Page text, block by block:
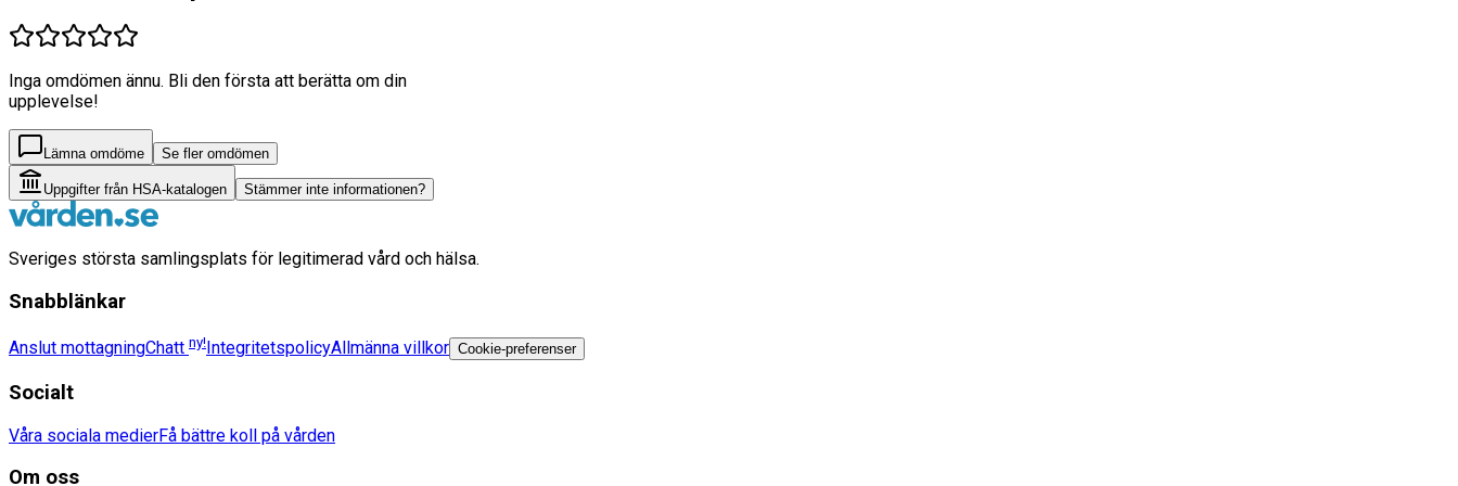
Inga omdömen ännu. Bli den första att berätta om din
upplevelse!
Lämna omdöme Se fler omdömen
Uppgifter från HSA-katalogen Stämmer inte informationen?
Sveriges största samlingsplats för legitimerad vård och hälsa.
Snabblänkar
Anslut mottagningChatt ny! IntegritetspolicyAllmänna villkor Cookie-preferenser
Socialt
Våra sociala medierFå bättre koll på vården
Om oss